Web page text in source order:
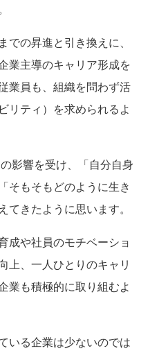
の昇進と引き換えに、
業主導のキャリア形成を
業員も、組織を問わず活
リティ）を求められるよ
影響を受け、「自分自身
そもそもどのように生き
きたように思います。
成や社員のモチベーショ
上、一人ひとりのキャリ
業も積極的に取り組むよ
いる企業は少ないのでは